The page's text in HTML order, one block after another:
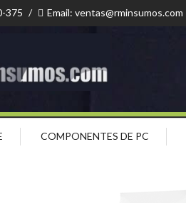
375 / Email: ventas@rminsumos.com
COMPONENTES DE PC